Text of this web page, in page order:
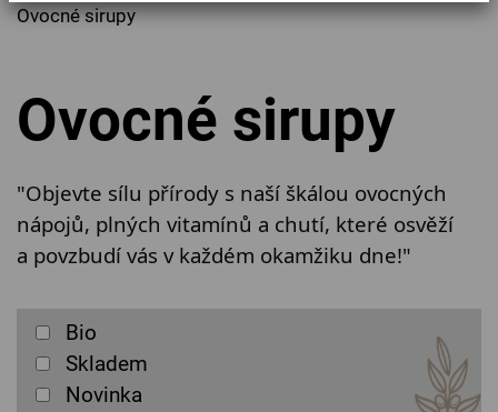
Ovocné sirupy
Ovocné sirupy
"Objevte sílu přírody s naší škálou ovocných
nápojů, plných vitamínů a chutí, které osvěží
a povzbudí vás v každém okamžiku dne!"
Bio
Skladem
Novinka